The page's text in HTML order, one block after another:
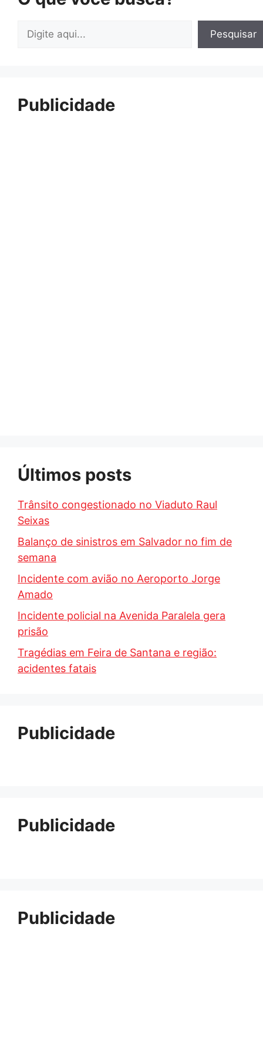
Pesquisar Pesquisar
Publicidade
Últimos posts
Trânsito congestionado no Viaduto Raul
Seixas
Balanço de sinistros em Salvador no fim de
semana
Incidente com avião no Aeroporto Jorge
Amado
Incidente policial na Avenida Paralela gera
prisão
Tragédias em Feira de Santana e região:
acidentes fatais
Publicidade
Publicidade
Publicidade